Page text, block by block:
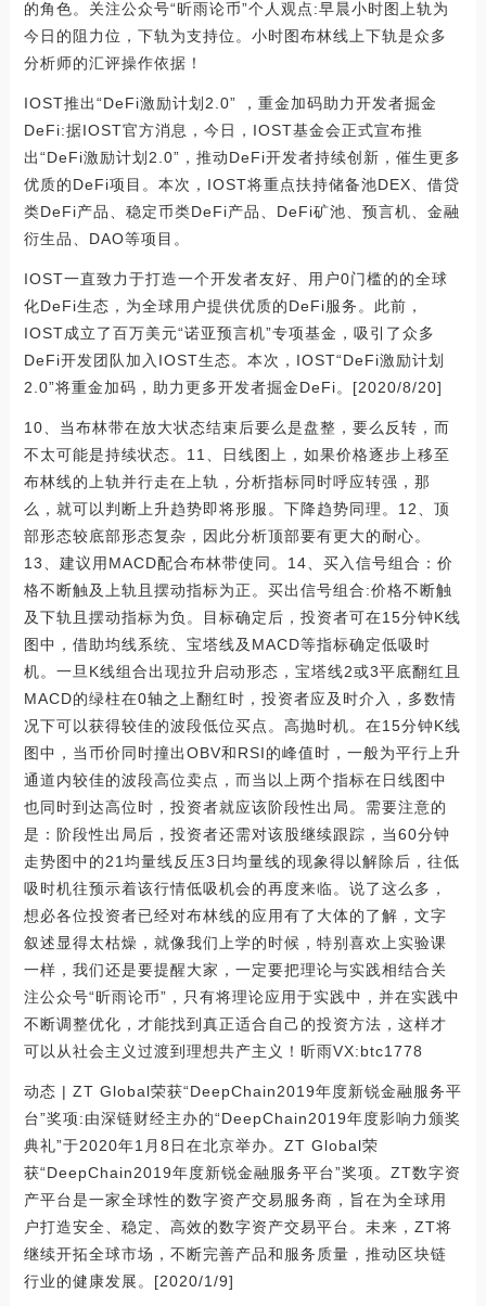
的角色。关注公众号“昕雨论币”个人观点:早晨小时图上轨为
今日的阻力位，下轨为支持位。小时图布林线上下轨是众多
分析师的汇评操作依据！
IOST推出“DeFi激励计划2.0” ，重金加码助力开发者掘金
DeFi:据IOST官方消息，今日，IOST基金会正式宣布推
出“DeFi激励计划2.0”，推动DeFi开发者持续创新，催生更多
优质的DeFi项目。本次，IOST将重点扶持储备池DEX、借贷
类DeFi产品、稳定币类DeFi产品、DeFi矿池、预言机、金融
衍生品、DAO等项目。
IOST一直致力于打造一个开发者友好、用户0门槛的的全球
化DeFi生态，为全球用户提供优质的DeFi服务。此前，
IOST成立了百万美元“诺亚预言机”专项基金，吸引了众多
DeFi开发团队加入IOST生态。本次，IOST“DeFi激励计划
2.0”将重金加码，助力更多开发者掘金DeFi。[2020/8/20]
10、当布林带在放大状态结束后要么是盘整，要么反转，而
不太可能是持续状态。11、日线图上，如果价格逐步上移至
布林线的上轨并行走在上轨，分析指标同时呼应转强，那
么，就可以判断上升趋势即将形服。下降趋势同理。12、顶
部形态较底部形态复杂，因此分析顶部要有更大的耐心。
13、建议用MACD配合布林带使同。14、买入信号组合：价
格不断触及上轨且摆动指标为正。买出信号组合:价格不断触
及下轨且摆动指标为负。目标确定后，投资者可在15分钟K线
图中，借助均线系统、宝塔线及MACD等指标确定低吸时
机。一旦K线组合出现拉升启动形态，宝塔线2或3平底翻红且
MACD的绿柱在0轴之上翻红时，投资者应及时介入，多数情
况下可以获得较佳的波段低位买点。高抛时机。在15分钟K线
图中，当币价同时撞出OBV和RSI的峰值时，一般为平行上升
通道内较佳的波段高位卖点，而当以上两个指标在日线图中
也同时到达高位时，投资者就应该阶段性出局。需要注意的
是：阶段性出局后，投资者还需对该股继续跟踪，当60分钟
走势图中的21均量线反压3日均量线的现象得以解除后，往低
吸时机往预示着该行情低吸机会的再度来临。说了这么多，
想必各位投资者已经对布林线的应用有了大体的了解，文字
叙述显得太枯燥，就像我们上学的时候，特别喜欢上实验课
一样，我们还是要提醒大家，一定要把理论与实践相结合关
注公众号“昕雨论币”，只有将理论应用于实践中，并在实践中
不断调整优化，才能找到真正适合自己的投资方法，这样才
可以从社会主义过渡到理想共产主义！昕雨VX:btc1778
动态 | ZT Global荣获“DeepChain2019年度新锐金融服务平
台”奖项:由深链财经主办的“DeepChain2019年度影响力颁奖
典礼”于2020年1月8日在北京举办。ZT Global荣
获“DeepChain2019年度新锐金融服务平台”奖项。ZT数字资
产平台是一家全球性的数字资产交易服务商，旨在为全球用
户打造安全、稳定、高效的数字资产交易平台。未来，ZT将
继续开拓全球市场，不断完善产品和服务质量，推动区块链
行业的健康发展。[2020/1/9]